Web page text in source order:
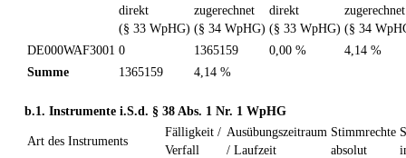
direkt
(§ 33 WpHG)
zugerechnet
(§ 34 WpHG)
direkt
(§ 33 WpHG)
zugerechnet
(§ 34
DE000WAF3001 0 1365159 0,00 %
4,14 %
Summe
1365159 4,14 %
b.1. Instrumente i.S.d. § 38 Abs. 1 Nr. 1 WpHG
Art des Instruments
Fälligkeit /
Verfall
Ausübungszeitraum
/ Laufzeit
Stimmrechte
absolut